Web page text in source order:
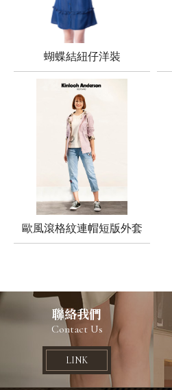
蝴蝶結紐仔洋裝
歐風滾格紋連帽短版外套
聯絡我們
Contact Us
LINK